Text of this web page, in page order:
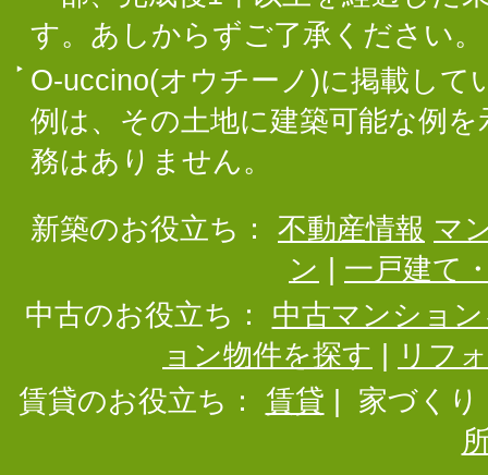
す。あしからずご了承ください。
O-uccino(オウチーノ)に掲載して
例は、その土地に建築可能な例
務はありません。
新築のお役立ち： 不動産情報 マ
ン
一戸建て
中古のお役立ち：
中古マンショ
ョン物件を探す
リフ
賃貸のお役立ち：
賃貸
家づくり